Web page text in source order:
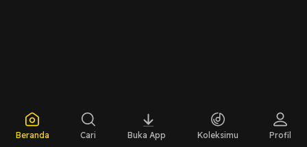
Beranda Cari Buka App Koleksimu Profil